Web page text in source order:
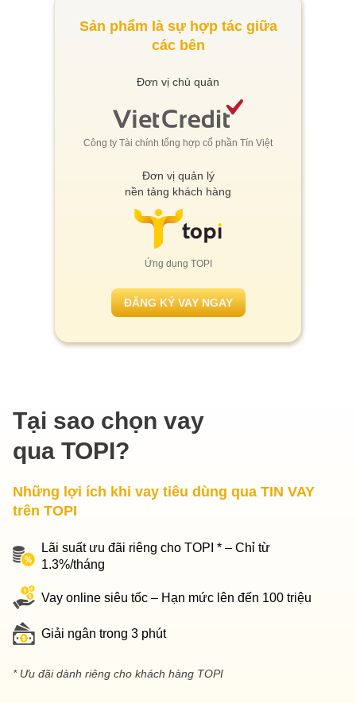
Sản phẩm là sự hợp tác giữa
các bên
Đơn vị chủ quản
Công ty Tài chính tổng hợp cổ phần Tín Việt
Đơn vị quản lý
nền tảng khách hàng
Ứng dụng TOPI
ĐĂNG KÝ VAY NGAY
Tại sao chọn vay
qua TOPI?
Những lợi ích khi vay tiêu dùng qua TIN VAY
trên TOPI
Lãi suất ưu đãi riêng cho TOPI * – Chỉ từ
1.3%/tháng
Vay online siêu tốc – Hạn mức lên đến 100 triệu
Giải ngân trong 3 phút
* Ưu đãi dành riêng cho khách hàng TOPI